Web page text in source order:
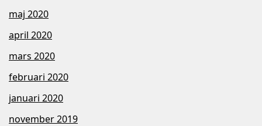
maj 2020
april 2020
mars 2020
februari 2020
januari 2020
november 2019